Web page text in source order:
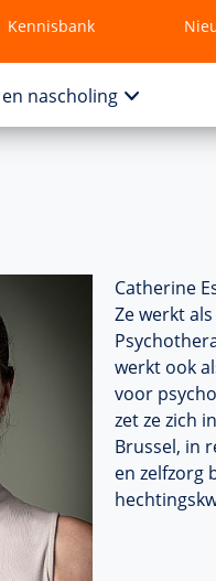
Kennisbank
en nascholing
Catherine
Ze werkt
werkt ook
voor
zet ze zich
Brussel, in
en zelfzorg